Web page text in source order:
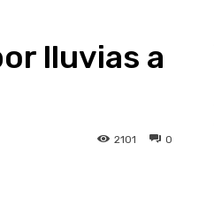
lluvias a
0
2101